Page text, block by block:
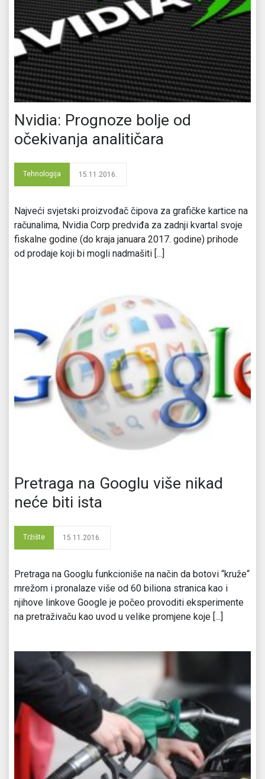
Nvidia: Prognoze bolje od
očekivanja analitičara
Tehnologija 15.11.2016.
Najveći svjetski proizvođač čipova za grafičke kartice na
računalima, Nvidia Corp predviđa za zadnji kvartal svoje
fiskalne godine (do kraja januara 2017. godine) prihode
od prodaje koji bi mogli nadmašiti [...]
Pretraga na Googlu više nikad
neće biti ista
Tržište 15.11.2016.
Pretraga na Googlu funkcioniše na način da botovi “kruže“
mrežom i pronalaze više od 60 biliona stranica kao i
njihove linkove Google je počeo provoditi eksperimente
na pretraživaču kao uvod u velike promjene koje [...]